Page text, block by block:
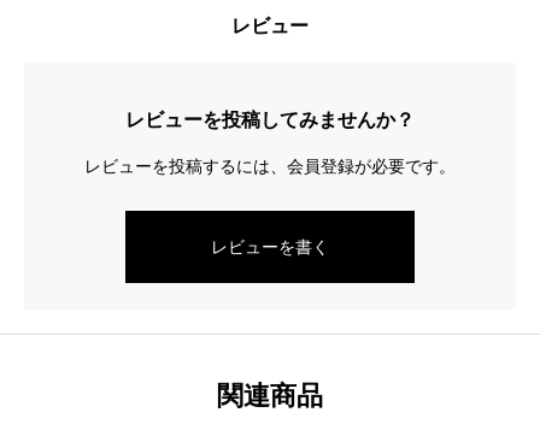
入）/360
レビュー
レビューを投稿してみませんか？
レビューを投稿するには、会員登録が必要です。
レビューを書く
関連商品